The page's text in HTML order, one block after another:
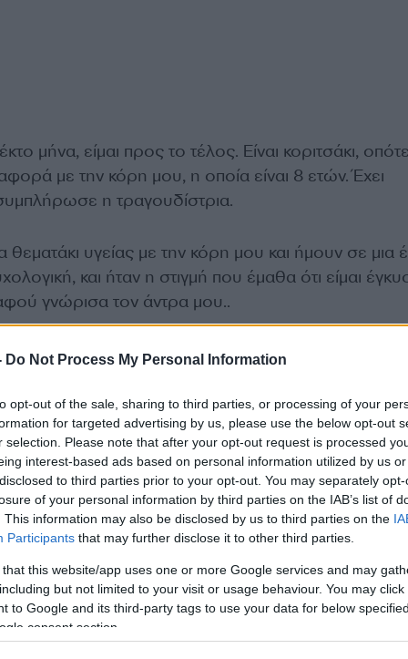
Do Not Process My Personal Information
opt-out of the sale, sharing to third parties, or processing of your
for targeted advertising by us, please use the below opt-out
selection. Please note that after your opt-out request is processed
interest-based ads based on personal information utilized by us
to third parties prior to your opt-out. You may separately
of your personal information by third parties on the IAB’s list of
This information may also be disclosed by us to third parties on the
Participants that may further disclose it to other third parties.
that this website/app uses one or more Google services and may
but not limited to your visit or usage behaviour. You may
to Google and its third-party tags to use your data for below
consent section.
μήνα, είμαι προς το τέλος. Είναι κοριτσάκι,
με την κόρη μου, η οποία είναι 8 ετών. Έχει
η τραγουδίστρια.
θεματάκι υγείας με την κόρη μου και ήμουν σε μια
και ήταν η στιγμή που έμαθα ότι είμαι
γνώρισα τον άντρα μου..